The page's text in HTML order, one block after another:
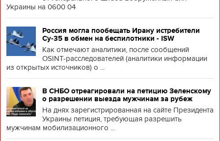
Украины на 0600 04
Россия могла пообещать Ирану истребители
Су-35 в обмен на беспилотники - ISW
Как отмечают аналитики, после сообщений
OSINT-расследователей (аналитики информации
из открытых источников) о ...
В СНБО отреагировали на петицию Зеленскому
о разрешении выезда мужчинам за рубеж
На днях зарегистрированная на сайте Президента
Украины петиция, требующая разрешить
мужчинам мобилизационного ...